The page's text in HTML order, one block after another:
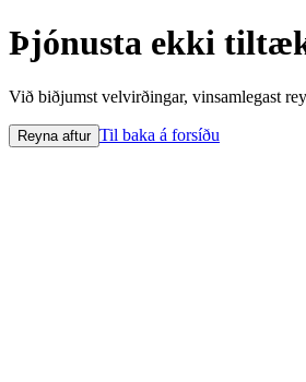
Þjónusta ekki
Við biðjumst velvirðingar, vinsamlegast
Reyna aftur Til baka á forsíðu